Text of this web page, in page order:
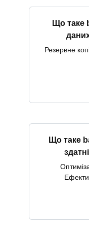
Що таке
Резервне
Що таке